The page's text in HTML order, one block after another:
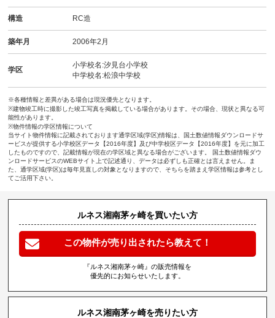
構造 RC造
築年月 2006年2月
学区
小学校名:汐見台小学校
中学校名:松浪中学校
※各種情報と差異がある場合は現況優先となります。
※建物竣工時に撮影した竣工写真を掲載している場合があります。その場合、現状と異なる可
能性があります。
※物件情報の学区情報について
当サイト物件情報に記載されております通学区域(学区)情報は、国土数値情報ダウンロードサ
ービスが提供する小学校区データ【2016年度】及び中学校区データ【2016年度】を元に加工
したものですので、記載情報が現在の学区域と異なる場合がございます。 国土数値情報ダウ
ンロードサービスのWEBサイト上で記述通り、データは必ずしも正確とは言えません。ま
た、通学区域(学区)は毎年見直しの対象となりますので、そちらを踏まえ学区情報は参考とし
てご活用下さい。
ルネス湘南茅ヶ崎を買いたい方
この物件が売り出されたら教えて！
『ルネス湘南茅ヶ崎』の販売情報を
優先的にお知らせいたします。
ルネス湘南茅ヶ崎を売りたい方